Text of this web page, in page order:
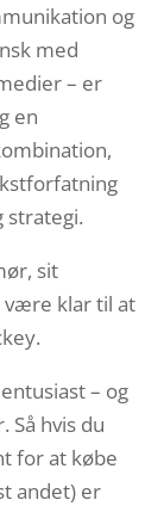
og
med
– er
en
strategi.
sit
være klar til at
– og
Så hvis du
for at købe
andet) er